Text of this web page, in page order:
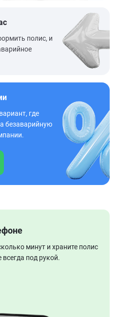
полис, и
где
безаварийную
минут и храните полис
под рукой.